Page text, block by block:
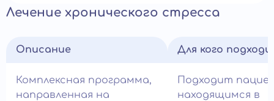
Лечение хронического стресса
Описание
Комплексная программа,
направленная на
Для кого
Подходит
находящимся в